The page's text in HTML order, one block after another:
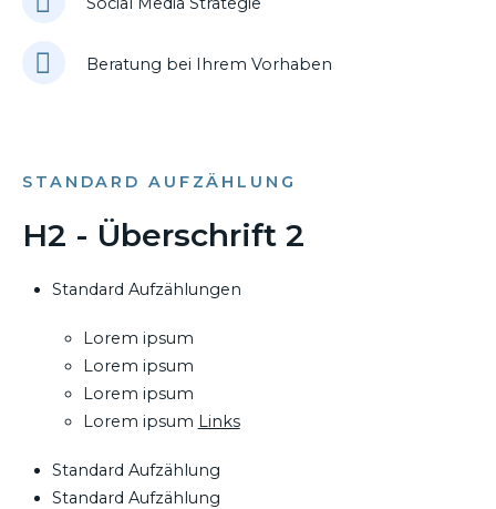
Beratung bei Ihrem Vorhaben
STANDARD AUFZÄHLUNG
H2 - Überschrift 2
Standard Aufzählungen
Lorem ipsum
Lorem ipsum
Lorem ipsum
Lorem ipsum Links
Standard Aufzählung
Standard Aufzählung